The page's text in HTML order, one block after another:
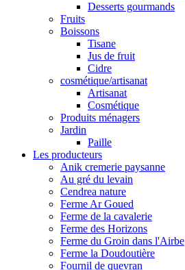
Desserts gourmands
Fruits
Boissons
Tisane
Jus de fruit
Cidre
cosmétique/artisanat
Artisanat
Cosmétique
Produits ménagers
Jardin
Paille
Les producteurs
Anik cremerie paysanne
Au gré du levain
Cendrea nature
Ferme Ar Goued
Ferme de la cavalerie
Ferme des Horizons
Ferme du Groin dans l'Airbe
Ferme la Doudoutière
Fournil de quevran